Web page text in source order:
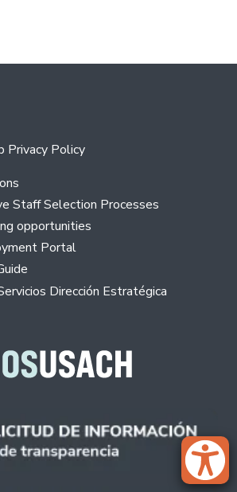
Privacy Policy
Staff Selection Processes
opportunities
Portal
Dirección Estratégica